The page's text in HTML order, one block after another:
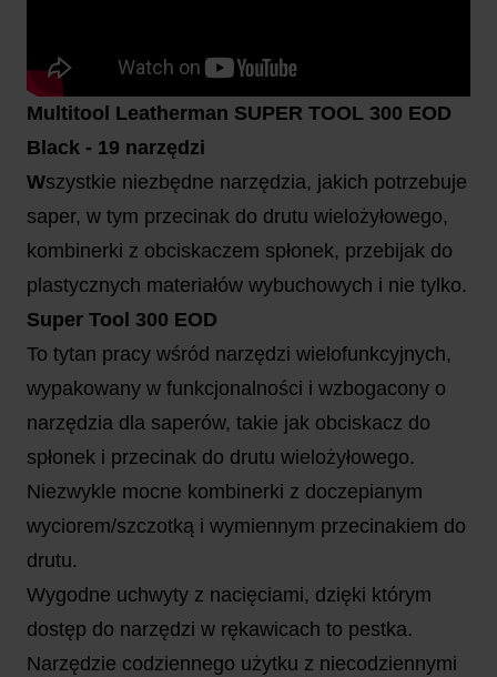
Multitool Leatherman SUPER TOOL 300 EOD
Black - 19 narzędzi
Wszystkie niezbędne narzędzia, jakich potrzebuje
saper, w tym przecinak do drutu wielożyłowego,
kombinerki z obciskaczem spłonek, przebijak do
plastycznych materiałów wybuchowych i nie tylko.
Super Tool 300 EOD
To tytan pracy wśród narzędzi wielofunkcyjnych,
wypakowany w funkcjonalności i wzbogacony o
narzędzia dla saperów, takie jak obciskacz do
spłonek i przecinak do drutu wielożyłowego.
Niezwykle mocne kombinerki z doczepianym
wyciorem/szczotką i wymiennym przecinakiem do
drutu.
Wygodne uchwyty z nacięciami, dzięki którym
dostęp do narzędzi w rękawicach to pestka.
Narzędzie codziennego użytku z niecodziennymi